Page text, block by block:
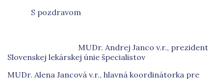
S pozdravom
MUDr. Andrej Janco v.r., prezident
Slovenskej lekárskej únie špecialistov
MUDr. Alena Jancová v.r., hlavná koordinátorka pre